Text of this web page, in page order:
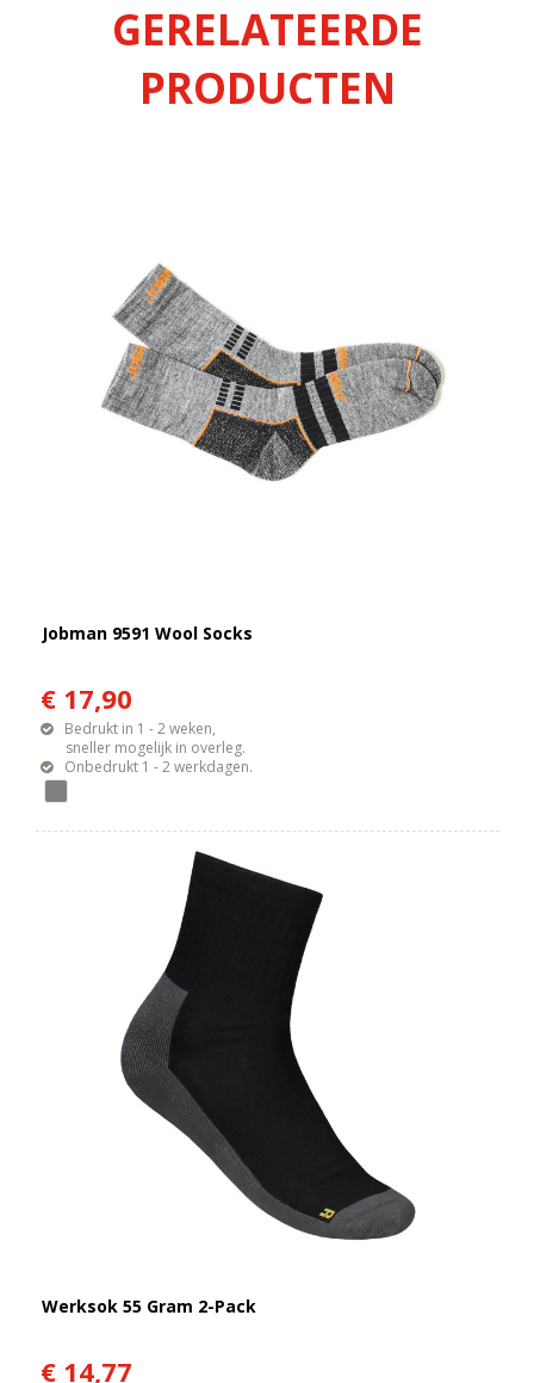
GERELATEERDE
PRODUCTEN
Jobman 9591 Wool Socks
€ 17,90
Bedrukt in 1 - 2 weken,
sneller mogelijk in overleg.
Onbedrukt 1 - 2 werkdagen.
Werksok 55 Gram 2-Pack
€ 14,77